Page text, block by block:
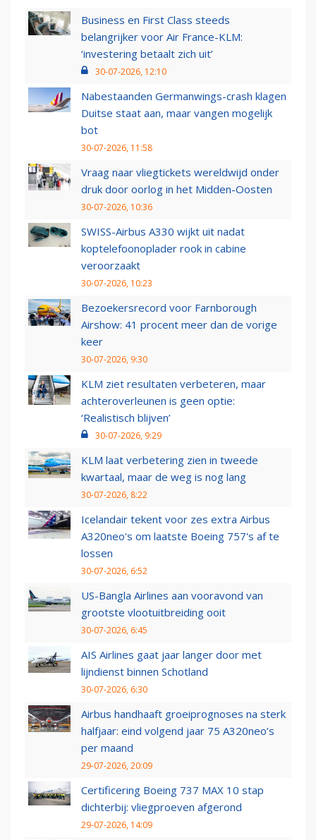
Business en First Class steeds
belangrijker voor Air France-KLM:
‘investering betaalt zich uit’
30-07-2026, 12:10
Nabestaanden Germanwings-crash klagen
Duitse staat aan, maar vangen mogelijk
bot
30-07-2026, 11:58
Vraag naar vliegtickets wereldwijd onder
druk door oorlog in het Midden-Oosten
30-07-2026, 10:36
SWISS-Airbus A330 wijkt uit nadat
koptelefoonoplader rook in cabine
veroorzaakt
30-07-2026, 10:23
Bezoekersrecord voor Farnborough
Airshow: 41 procent meer dan de vorige
keer
30-07-2026, 9:30
KLM ziet resultaten verbeteren, maar
achteroverleunen is geen optie:
‘Realistisch blijven’
30-07-2026, 9:29
KLM laat verbetering zien in tweede
kwartaal, maar de weg is nog lang
30-07-2026, 8:22
Icelandair tekent voor zes extra Airbus
A320neo's om laatste Boeing 757's af te
lossen
30-07-2026, 6:52
US-Bangla Airlines aan vooravond van
grootste vlootuitbreiding ooit
30-07-2026, 6:45
AIS Airlines gaat jaar langer door met
lijndienst binnen Schotland
30-07-2026, 6:30
Airbus handhaaft groeiprognoses na sterk
halfjaar: eind volgend jaar 75 A320neo’s
per maand
29-07-2026, 20:09
Certificering Boeing 737 MAX 10 stap
dichterbij: vliegproeven afgerond
29-07-2026, 14:09